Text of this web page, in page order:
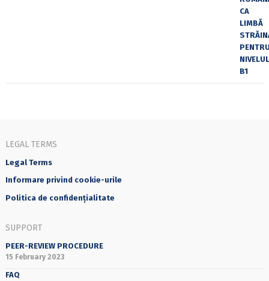
LEGAL TERMS
Legal Terms
Informare privind cookie-urile
Politica de confidențialitate
SUPPORT
PEER-REVIEW PROCEDURE
15 February 2023
FAQ